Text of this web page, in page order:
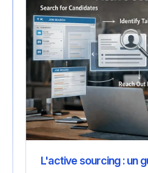
Recrutement
L'active sourcing : un